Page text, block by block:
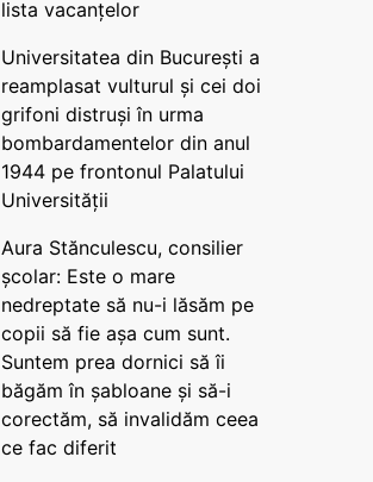
lista vacanțelor
Universitatea din București a
reamplasat vulturul și cei doi
grifoni distruși în urma
bombardamentelor din anul
1944 pe frontonul Palatului
Universității
Aura Stănculescu, consilier
școlar: Este o mare
nedreptate să nu-i lăsăm pe
copii să fie așa cum sunt.
Suntem prea dornici să îi
băgăm în șabloane și să-i
corectăm, să invalidăm ceea
ce fac diferit